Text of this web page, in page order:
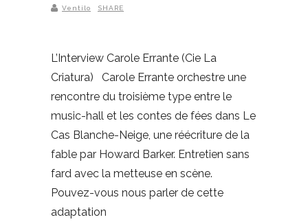
Ventilo SHARE
L’Interview Carole Errante (Cie La
Criatura) Carole Errante orchestre une
rencontre du troisième type entre le
music-hall et les contes de fées dans Le
Cas Blanche-Neige, une réécriture de la
fable par Howard Barker. Entretien sans
fard avec la metteuse en scène.
Pouvez-vous nous parler de cette
adaptation